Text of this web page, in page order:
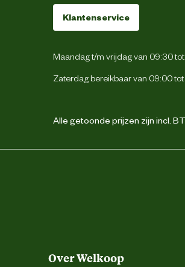
Klantenservice
Maandag t/m vrijdag van 09:30 tot
Zaterdag bereikbaar van 09:00 tot
Alle getoonde prijzen zijn incl.
Over Welkoop